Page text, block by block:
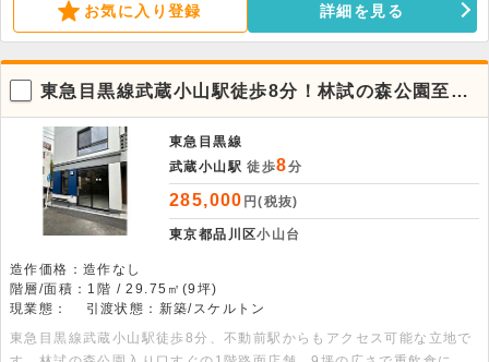
お気に入り登録 詳細を見る
東急目黒線武蔵小山駅徒歩8分！林試の森公園至近
の新築1階路面店舗。重飲食相談可能
東急目黒線
武蔵小山駅 徒歩8分
285,000 円(税抜)
東京都品川区小山台
造作価格：造作なし
階層/面積：1階 / 29.75㎡(9坪)
現業態：
引渡状態：新築/スケルトン
東急目黒線武蔵小山駅徒歩8分、不動前駅からもアクセス可能な立地で